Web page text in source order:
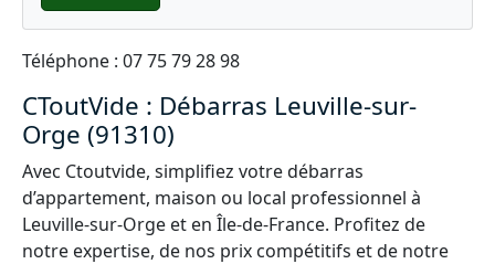
Téléphone : 07 75 79 28 98
CToutVide : Débarras Leuville-sur-
Orge (91310)
Avec Ctoutvide, simplifiez votre débarras
d’appartement, maison ou local professionnel à
Leuville-sur-Orge et en Île-de-France. Profitez de
notre expertise, de nos prix compétitifs et de notre